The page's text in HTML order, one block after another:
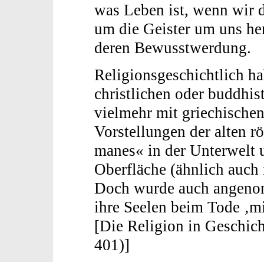
was Leben ist, wenn wir
um die Geister um uns
deren Bewusstwerdung.
Religionsgeschichtlich
christlichen oder
vielmehr mit
Vorstellungen der alten
manes« in der Unterwelt
Oberfläche (ähnlich
Doch wurde auch
ihre Seelen beim Tode
[Die Religion in
401)]